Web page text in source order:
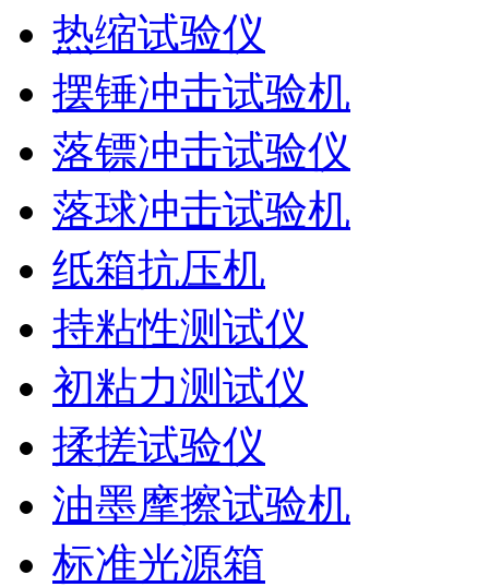
热缩试验仪
摆锤冲击试验机
落镖冲击试验仪
落球冲击试验机
纸箱抗压机
持粘性测试仪
初粘力测试仪
揉搓试验仪
油墨摩擦试验机
标准光源箱